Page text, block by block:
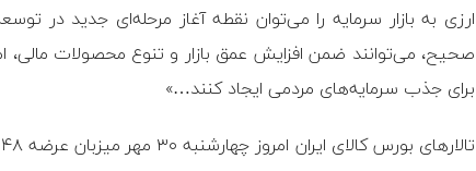
ارزی به بازار سرمایه را می‌توان نقطه آغاز مرحله‌ای جدید در
صحیح، می‌توانند ضمن افزایش عمق بازار و تنوع محصولات
برای جذب سرمایه‌های مردمی ایجاد کنند…»